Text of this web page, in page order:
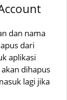
dan nama
dari
aplikasi
dihapus
lagi jika